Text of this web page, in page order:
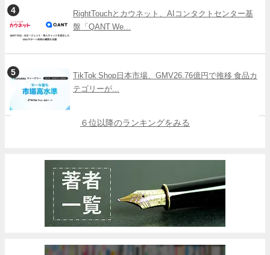
RightTouchとカウネット、AIコンタクトセンター基
盤「QANT We...
TikTok Shop日本市場、GMV26.76億円で推移 食品カ
テゴリーが...
６位以降のランキングをみる